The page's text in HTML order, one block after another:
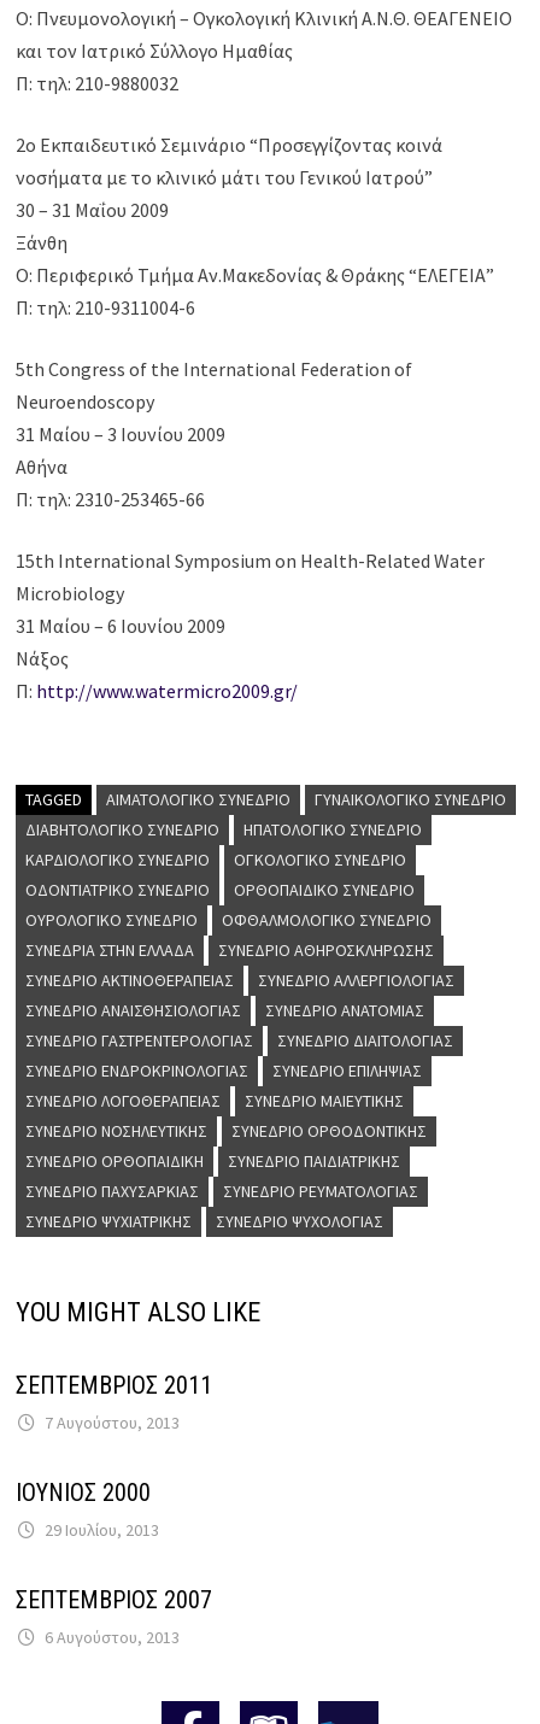
Ο: Πνευμονολογική – Ογκολογική Κλινική Α.Ν.Θ. ΘΕΑΓΕΝΕΙΟ
και τον Ιατρικό Σύλλογο Ημαθίας
Π: τηλ: 210-9880032
2o Eκπαιδευτικό Σεμινάριο “Προσεγγίζοντας κοινά
νοσήματα με το κλινικό μάτι του Γενικού Ιατρού”
30 – 31 Μαΐου 2009
Ξάνθη
Ο: Περιφερικό Τμήμα Αν.Μακεδονίας & Θράκης “ΕΛΕΓΕΙΑ”
Π: τηλ: 210-9311004-6
5th Congress of the International Federation of
Neuroendoscopy
31 Μαίου – 3 Ιουνίου 2009
Αθήνα
Π: τηλ: 2310-253465-66
15th International Symposium on Health-Related Water
Microbiology
31 Μαίου – 6 Ιουνίου 2009
Νάξος
Π: http://www.watermicro2009.gr/
TAGGED ΑΙΜΑΤΟΛΟΓΙΚΌ ΣΥΝΈΔΡΙΟ
ΓΥΝΑΙΚΟΛΟΓΙΚΌ ΣΥΝΈΔΡΙΟ
ΔΙΑΒΗΤΟΛΟΓΙΚΌ ΣΥΝΈΔΡΙΟ
ΗΠΑΤΟΛΟΓΙΚΌ ΣΥΝΈΔΡΙΟ
ΚΑΡΔΙΟΛΟΓΙΚΌ ΣΥΝΈΔΡΙΟ
ΟΓΚΟΛΟΓΙΚΌ ΣΥΝΈΔΡΙΟ
ΟΔΟΝΤΙΑΤΡΙΚΌ ΣΥΝΈΔΡΙΟ
ΟΡΘΟΠΑΙΔΙΚΌ ΣΥΝΈΔΡΙΟ
ΟΥΡΟΛΟΓΙΚΌ ΣΥΝΈΔΡΙΟ
ΟΦΘΑΛΜΟΛΟΓΙΚΌ ΣΥΝΈΔΡΙΟ
ΣΥΝΈΔΡΙΑ ΣΤΗΝ ΕΛΛΆΔΑ
ΣΥΝΈΔΡΙΟ ΑΘΗΡΟΣΚΛΉΡΩΣΗΣ
ΣΥΝΈΔΡΙΟ ΑΚΤΙΝΟΘΕΡΑΠΕΊΑΣ
ΣΥΝΈΔΡΙΟ ΑΛΛΕΡΓΙΟΛΟΓΊΑΣ
ΣΥΝΈΔΡΙΟ ΑΝΑΙΣΘΗΣΙΟΛΟΓΊΑΣ
ΣΥΝΈΔΡΙΟ ΑΝΑΤΟΜΊΑΣ
ΣΥΝΈΔΡΙΟ ΓΑΣΤΡΕΝΤΕΡΟΛΟΓΊΑΣ
ΣΥΝΈΔΡΙΟ ΔΙΑΙΤΟΛΟΓΊΑΣ
ΣΥΝΈΔΡΙΟ ΕΝΔΡΟΚΡΙΝΟΛΟΓΊΑΣ
ΣΥΝΈΔΡΙΟ ΕΠΙΛΗΨΊΑΣ
ΣΥΝΈΔΡΙΟ ΛΟΓΟΘΕΡΑΠΕΊΑΣ
ΣΥΝΈΔΡΙΟ ΜΑΙΕΥΤΙΚΉΣ
ΣΥΝΈΔΡΙΟ ΝΟΣΗΛΕΥΤΙΚΉΣ
ΣΥΝΈΔΡΙΟ ΟΡΘΟΔΟΝΤΙΚΉΣ
ΣΥΝΈΔΡΙΟ ΟΡΘΟΠΑΙΔΙΚΉ
ΣΥΝΈΔΡΙΟ ΠΑΙΔΙΑΤΡΙΚΉΣ
ΣΥΝΈΔΡΙΟ ΠΑΧΥΣΑΡΚΊΑΣ
ΣΥΝΈΔΡΙΟ ΡΕΥΜΑΤΟΛΟΓΊΑΣ
ΣΥΝΈΔΡΙΟ ΨΥΧΙΑΤΡΙΚΉΣ
ΣΥΝΈΔΡΙΟ ΨΥΧΟΛΟΓΊΑΣ
YOU MIGHT ALSO LIKE
ΣΕΠΤΕΜΒΡΙΟΣ 2011
7 Αυγούστου, 2013
ΙΟΥΝΙΟΣ 2000
29 Ιουλίου, 2013
ΣΕΠΤΕΜΒΡΙΟΣ 2007
6 Αυγούστου, 2013